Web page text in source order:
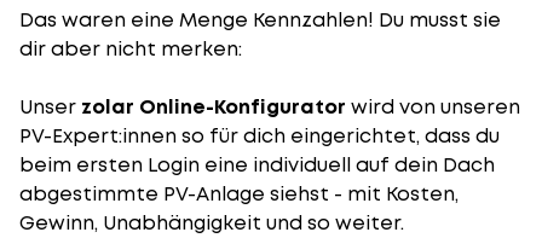
Das waren eine Menge Kennzahlen! Du musst sie
dir aber nicht merken:
Unser zolar Online-Konfigurator wird von unseren
PV-Expert:innen so für dich eingerichtet, dass du
beim ersten Login eine individuell auf dein Dach
abgestimmte PV-Anlage siehst - mit Kosten,
Gewinn, Unabhängigkeit und so weiter.